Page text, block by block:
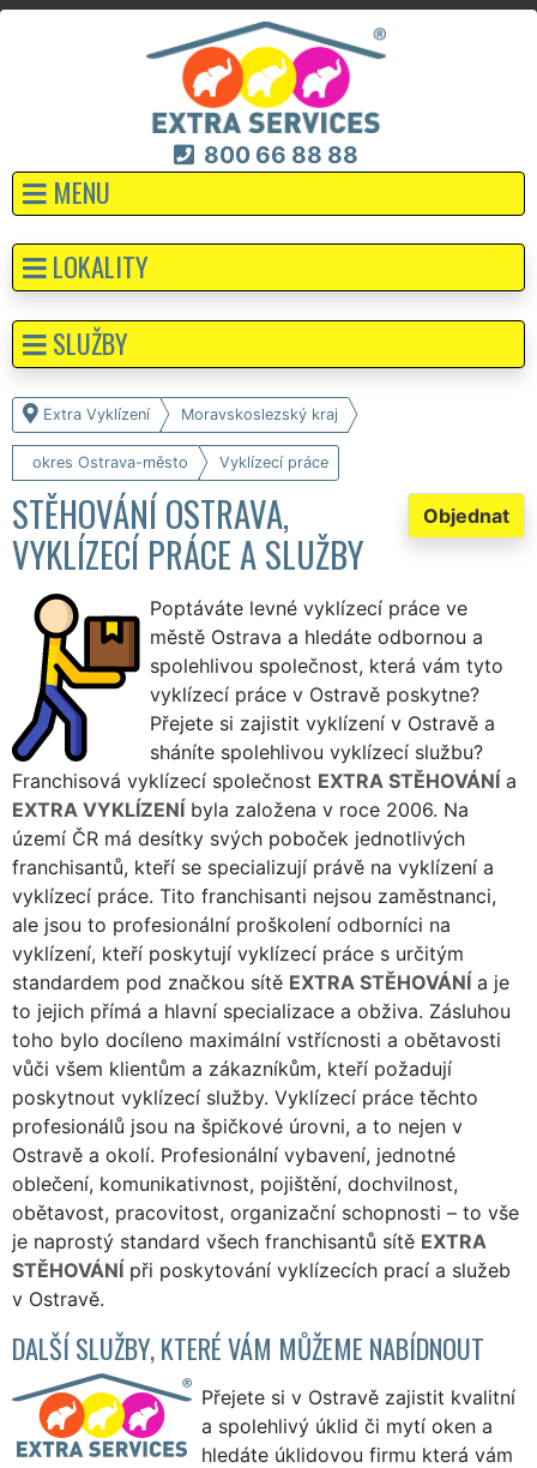
800 66 88 88
MENU
Extra Vyklízení Moravskoslezský kraj
okres Ostrava-město Vyklízecí práce
Objednat
STĚHOVÁNÍ OSTRAVA,
VYKLÍZECÍ PRÁCE A SLUŽBY
Poptáváte levné vyklízecí práce ve
městě Ostrava a hledáte odbornou a
spolehlivou společnost, která vám tyto
vyklízecí práce v Ostravě poskytne?
Přejete si zajistit vyklízení v Ostravě a
sháníte spolehlivou vyklízecí službu?
Franchisová vyklízecí společnost EXTRA STĚHOVÁNÍ a
EXTRA VYKLÍZENÍ byla založena v roce 2006. Na
území ČR má desítky svých poboček jednotlivých
franchisantů, kteří se specializují právě na vyklízení a
vyklízecí práce. Tito franchisanti nejsou zaměstnanci,
ale jsou to profesionální proškolení odborníci na
vyklízení, kteří poskytují vyklízecí práce s určitým
standardem pod značkou sítě EXTRA STĚHOVÁNÍ a je
to jejich přímá a hlavní specializace a obživa. Zásluhou
toho bylo docíleno maximální vstřícnosti a obětavosti
vůči všem klientům a zákazníkům, kteří požadují
poskytnout vyklízecí služby. Vyklízecí práce těchto
profesionálů jsou na špičkové úrovni, a to nejen v
Ostravě a okolí. Profesionální vybavení, jednotné
oblečení, komunikativnost, pojištění, dochvilnost,
obětavost, pracovitost, organizační schopnosti – to vše
je naprostý standard všech franchisantů sítě EXTRA
STĚHOVÁNÍ při poskytování vyklízecích prací a služeb
v Ostravě.
DALŠÍ SLUŽBY, KTERÉ VÁM MŮŽEME NABÍDNOUT
Přejete si v Ostravě zajistit kvalitní
a spolehlivý úklid či mytí oken a
hledáte úklidovou firmu která vám
LOKALITY
SLUŽBY